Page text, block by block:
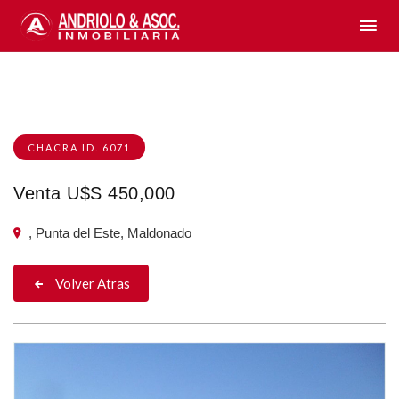
CHACRA ID. 6071
Venta U$S 450,000
, Punta del Este, Maldonado
Volver Atras